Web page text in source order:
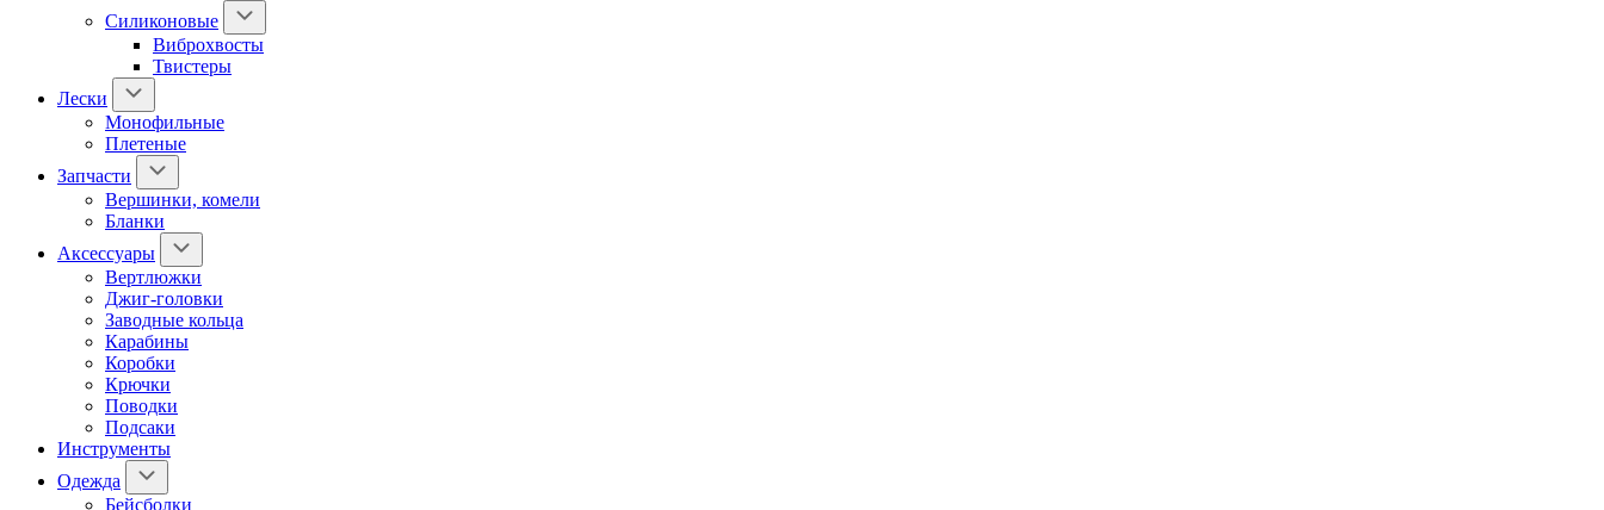
Силиконовые
Виброхвосты
Твистеры
Лески
Монофильные
Плетеные
Запчасти
Вершинки, комели
Бланки
Аксессуары
Вертлюжки
Джиг-головки
Заводные кольца
Карабины
Коробки
Крючки
Поводки
Подсаки
Инструменты
Одежда
Бейсболки